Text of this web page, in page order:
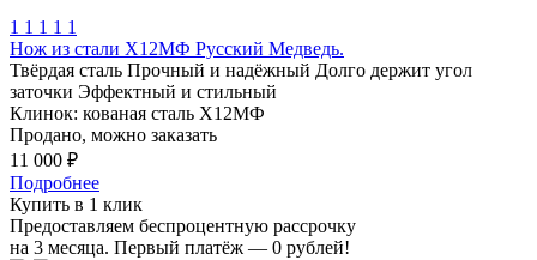
1 1 1 1 1
Нож из стали Х12МФ Русский Медведь.
Твёрдая сталь Прочный и надёжный Долго держит угол
заточки Эффектный и стильный
Клинок: кованая сталь Х12МФ
Продано, можно заказать
11 000 ₽
Подробнее
Купить в 1 клик
Предоставляем беспроцентную рассрочку
на 3 месяца. Первый платёж — 0 рублей!